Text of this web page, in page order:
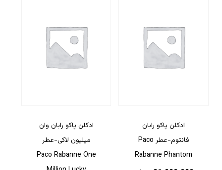
ادکلن پاکو رابان
فانتوم-عطر Paco
Rabanne Phantom
ادکلن پاکو رابان وان
میلیون لاکی-عطر
Paco Rabanne One